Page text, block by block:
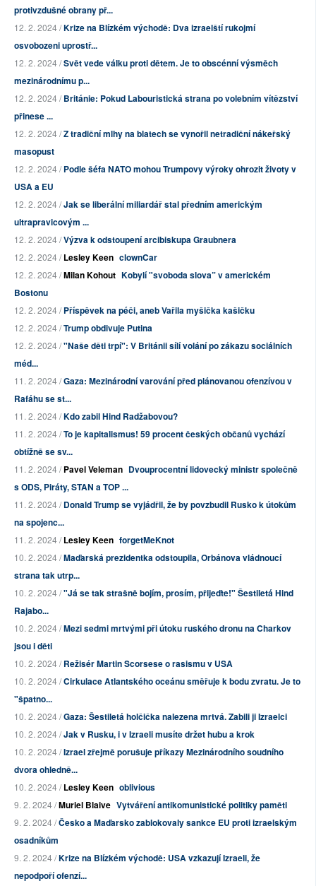
protivzdušné obrany př...
12. 2. 2024 /Krize na Blízkém východě: Dva izraelští rukojmí
osvobozeni uprostř...
12. 2. 2024 /Svět vede válku proti dětem. Je to obscénní výsměch
mezinárodnímu p...
12. 2. 2024 /Británie: Pokud Labouristická strana po volebním vítězství
přinese ...
12. 2. 2024 /Z tradiční mlhy na blatech se vynořil netradiční nákeřský
masopust
12. 2. 2024 /Podle šéfa NATO mohou Trumpovy výroky ohrozit životy v
USA a EU
12. 2. 2024 /Jak se liberální miliardář stal předním americkým
ultrapravicovým ...
12. 2. 2024 /Výzva k odstoupení arcibiskupa Graubnera
12. 2. 2024 /Lesley Keen clownCar
12. 2. 2024 /Milan Kohout Kobylí "svoboda slova” v americkém
Bostonu
12. 2. 2024 /Příspěvek na péči, aneb Vařila myšička kašičku
12. 2. 2024 /Trump obdivuje Putina
12. 2. 2024 /"Naše děti trpí": V Británii sílí volání po zákazu sociálních
méd...
11. 2. 2024 /Gaza: Mezinárodní varování před plánovanou ofenzívou v
Rafáhu se st...
11. 2. 2024 /Kdo zabil Hind Radžabovou?
11. 2. 2024 /To je kapitalismus! 59 procent českých občanů vychází
obtížně se sv...
11. 2. 2024 /Pavel Veleman Dvouprocentní lidovecký ministr společně
s ODS, Piráty, STAN a TOP ...
11. 2. 2024 /Donald Trump se vyjádřil, že by povzbudil Rusko k útokům
na spojenc...
11. 2. 2024 /Lesley Keen forgetMeKnot
10. 2. 2024 /Maďarská prezidentka odstoupila, Orbánova vládnoucí
strana tak utrp...
10. 2. 2024 /"Já se tak strašně bojím, prosím, přijeďte!" Šestiletá Hind
Rajabo...
10. 2. 2024 /Mezi sedmi mrtvými při útoku ruského dronu na Charkov
jsou i děti
10. 2. 2024 /Režisér Martin Scorsese o rasismu v USA
10. 2. 2024 /Cirkulace Atlantského oceánu směřuje k bodu zvratu. Je to
"špatno...
10. 2. 2024 /Gaza: Šestiletá holčička nalezena mrtvá. Zabili ji Izraelci
10. 2. 2024 /Jak v Rusku, i v Izraeli musíte držet hubu a krok
10. 2. 2024 /Izrael zřejmě porušuje příkazy Mezinárodního soudního
dvora ohledně...
10. 2. 2024 /Lesley Keen oblivious
9. 2. 2024 /Muriel Blaive Vytváření antikomunistické politiky paměti
9. 2. 2024 /Česko a Maďarsko zablokovaly sankce EU proti izraelským
osadníkům
9. 2. 2024 /Krize na Blízkém východě: USA vzkazují Izraeli, že
nepodpoří ofenzí...